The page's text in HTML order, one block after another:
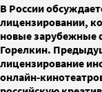
В России
лицензировании,
новые зарубежные
Горелкин.
лицензирование
онлайн-